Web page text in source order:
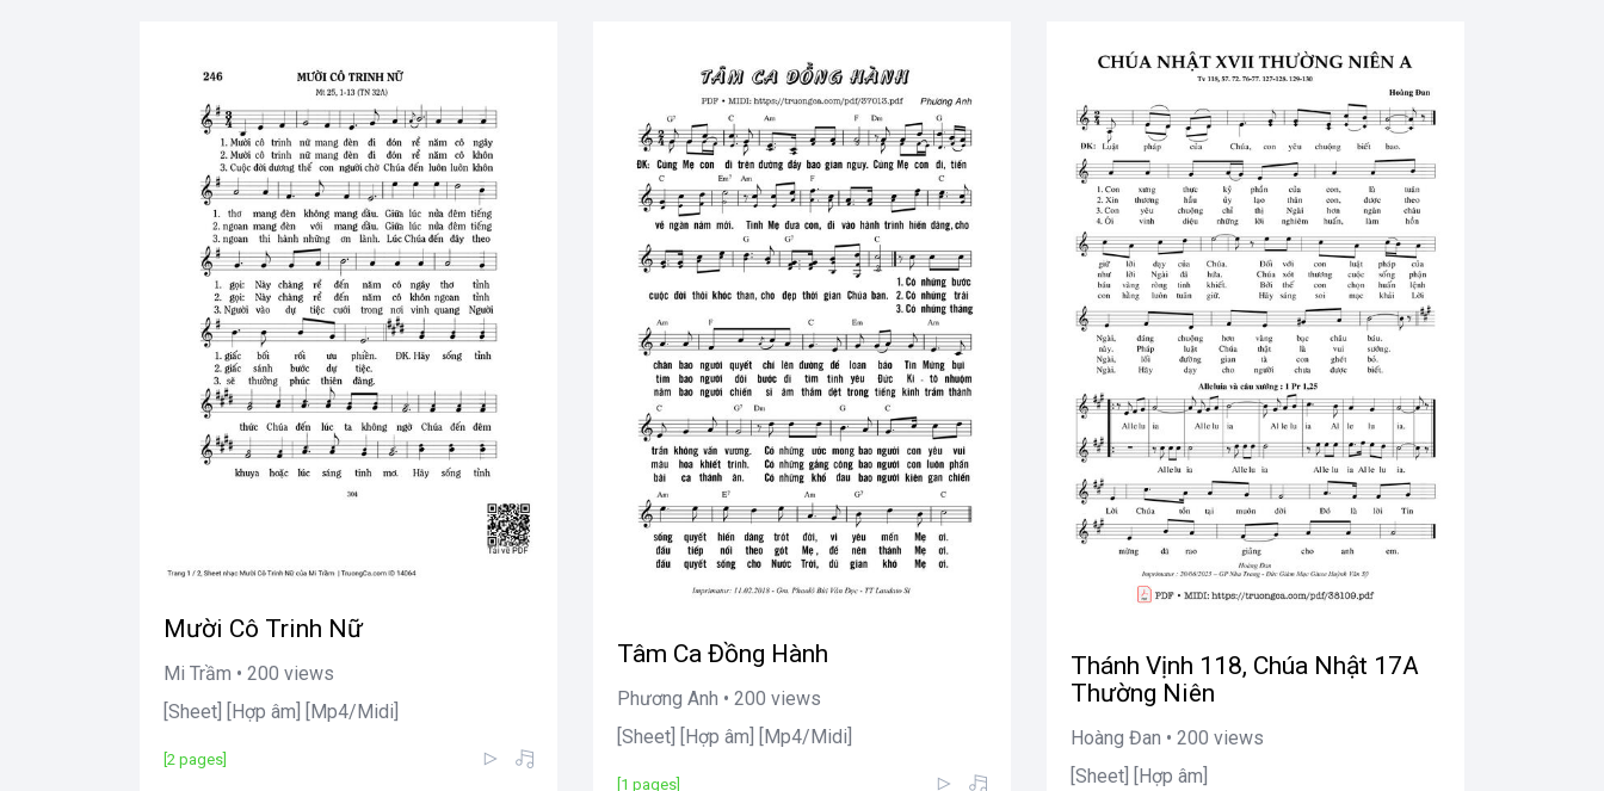
Mười Cô Trinh Nữ
Mi Trầm • 200 views
[Sheet] [Hợp âm] [Mp4/Midi]
[2 pages]
Tâm Ca Đồng Hành
Phương Anh • 200 views
[Sheet] [Hợp âm] [Mp4/Midi]
[1 pages]
Thánh Vịnh 118, Chúa Nhật 17A
Thường Niên
Hoàng Đan • 200 views
[Sheet] [Hợp âm]